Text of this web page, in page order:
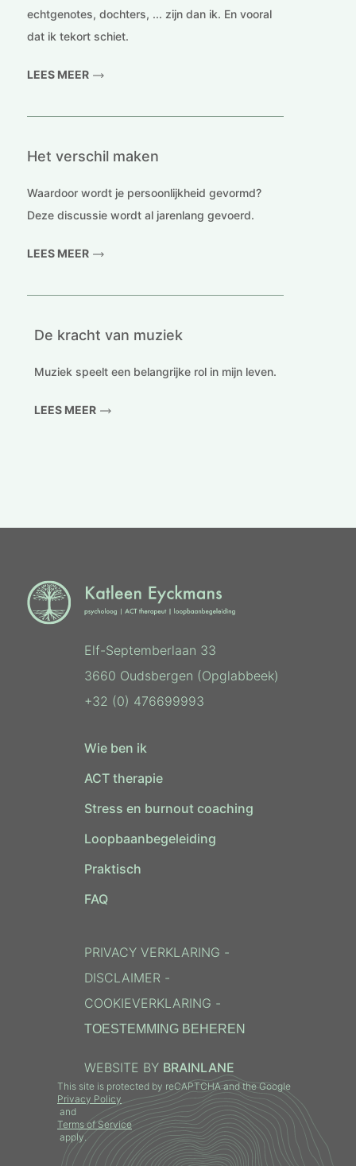
echtgenotes, dochters, ... zijn dan ik. En vooral
dat ik tekort schiet.
LEES MEER
Het verschil maken
Waardoor wordt je persoonlijkheid gevormd?
Deze discussie wordt al jarenlang gevoerd.
LEES MEER
De kracht van muziek
Muziek speelt een belangrijke rol in mijn leven.
LEES MEER
Elf-Septemberlaan 33
3660 Oudsbergen (Opglabbeek)
+32 (0) 476699993
Wie ben ik
ACT therapie
Stress en burnout coaching
Loopbaanbegeleiding
Praktisch
FAQ
PRIVACY VERKLARING -
DISCLAIMER-
COOKIEVERKLARING -
TOESTEMMING BEHEREN
WEBSITE BY BRAINLANE
This site is protected by reCAPTCHA and the Google
Privacy Policy
and
Terms of Service
apply.